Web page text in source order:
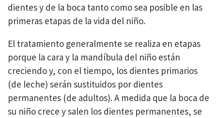
dientes y de la boca tanto como sea posible en las
primeras etapas de la vida del niño.
El tratamiento generalmente se realiza en etapas
porque la cara y la mandíbula del niño están
creciendo y, con el tiempo, los dientes primarios
(de leche) serán sustituidos por dientes
permanentes (de adultos). A medida que la boca de
su niño crece y salen los dientes permanentes, se